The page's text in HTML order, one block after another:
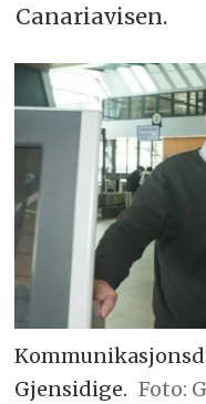
Canariavisen.
Gjensidige.